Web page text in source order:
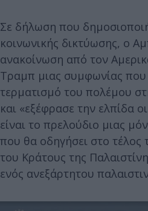
Σε δήλωση που
κοινωνικής δικτύωσης, ο
ανακοίνωση από τον
Τραμπ μιας συμφωνίας που
τερματισμό του πολέμου
και «εξέφρασε την ελπίδα
είναι το πρελούδιο μιας
που θα οδηγήσει στο τέλος
του Κράτους της
ενός ανεξάρτητου